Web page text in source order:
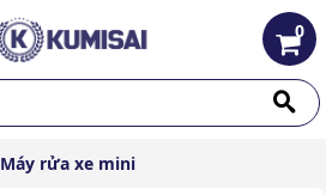
0
Máy rửa xe mini